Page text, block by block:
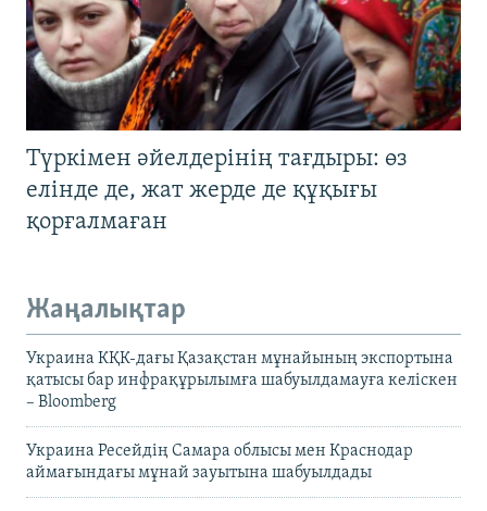
Түркімен әйелдерінің тағдыры: өз
елінде де, жат жерде де құқығы
қорғалмаған
Жаңалықтар
Украина КҚК-дағы Қазақстан мұнайының экспортына
қатысы бар инфрақұрылымға шабуылдамауға келіскен
– Bloomberg
Украина Ресейдің Самара облысы мен Краснодар
аймағындағы мұнай зауытына шабуылдады